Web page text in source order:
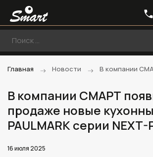
Главная Новости В компании
В компании СМАРТ
продаже новые
PAULMARK серии NEXT-
16 июля 2025